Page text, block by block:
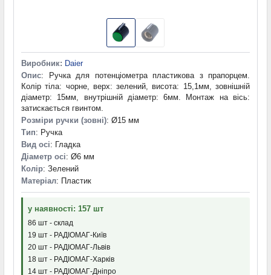
Виробник: Daier
Опис: Ручка для потенціометра пластикова з прапорцем.
Колір тіла: чорне, верх: зелений, висота: 15,1мм, зовнішній
діаметр: 15мм, внутрішній діаметр: 6мм. Монтаж на вісь:
затискається гвинтом.
Розміри ручки (зовні): Ø15 мм
Тип: Ручка
Вид осі: Гладка
Діаметр осі: Ø6 мм
Колір: Зелений
Матеріал: Пластик
у наявності: 157 шт
86 шт - склад
19 шт - РАДІОМАГ-Київ
20 шт - РАДІОМАГ-Львів
18 шт - РАДІОМАГ-Харків
14 шт - РАДІОМАГ-Дніпро